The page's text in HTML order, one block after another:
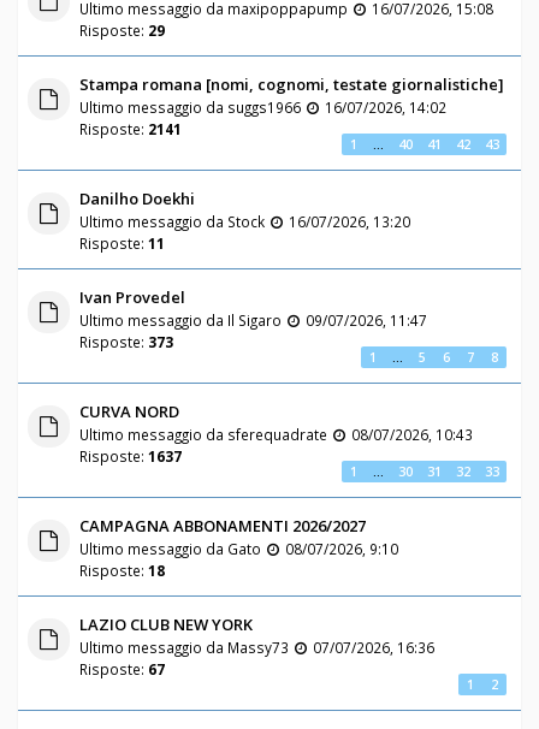
Ultimo messaggio da maxipoppapump
16/07/2026, 15:08
Risposte: 29
Stampa romana [nomi, cognomi, testate giornalistiche]
Ultimo messaggio da suggs1966
16/07/2026, 14:02
Risposte: 2141
1 40 41 42 43
Danilho Doekhi
Ultimo messaggio da Stock
16/07/2026, 13:20
Risposte: 11
Ivan Provedel
Ultimo messaggio da Il Sigaro
09/07/2026, 11:47
Risposte: 373
1 5 6 7 8
CURVA NORD
Ultimo messaggio da sferequadrate
08/07/2026, 10:43
Risposte: 1637
1 30 31 32 33
CAMPAGNA ABBONAMENTI 2026/2027
Ultimo messaggio da Gato
08/07/2026, 9:10
Risposte: 18
LAZIO CLUB NEW YORK
Ultimo messaggio da Massy73
07/07/2026, 16:36
Risposte: 67
1 2